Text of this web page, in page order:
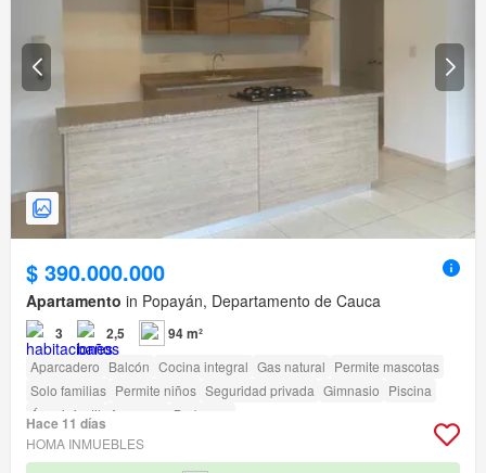
$ 390.000.000
Apartamento in Popayán, Departamento de Cauca
3 2,5 94 m²
Aparcadero Balcón Cocina integral Gas natural Permite mascotas
Solo familias Permite niños Seguridad privada Gimnasio Piscina
Área infantil
Ascensor Barbecue
Hace 11 días
HOMA INMUEBLES